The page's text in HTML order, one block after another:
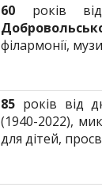
60 років
філармонії,
85 років від
(1940-2022),
для дітей,